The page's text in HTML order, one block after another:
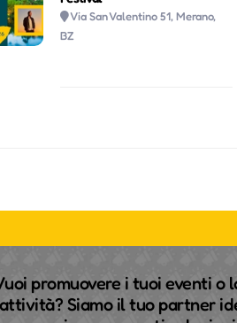
Via San Valentino 51, Merano,
BZ
promuovere i tuoi eventi o
attività? Siamo il tuo partner